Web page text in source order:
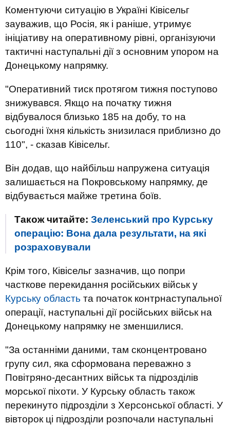
Коментуючи ситуацію в Україні Ківісельг
зауважив, що Росія, як і раніше, утримує
ініціативу на оперативному рівні, організуючи
тактичні наступальні дії з основним упором на
Донецькому напрямку.
"Оперативний тиск протягом тижня поступово
знижувався. Якщо на початку тижня
відбувалося близько 185 на добу, то на
сьогодні їхня кількість знизилася приблизно до
110", - сказав Ківісельг.
Він додав, що найбільш напружена ситуація
залишається на Покровському напрямку, де
відбувається майже третина боїв.
Також читайте: Зеленський про Курську
операцію: Вона дала результати, на які
розраховували
Крім того, Ківісельг зазначив, що попри
часткове перекидання російських військ у
Курську область та початок контрнаступальної
операції, наступальні дії російських військ на
Донецькому напрямку не зменшилися.
"За останніми даними, там сконцентровано
групу сил, яка сформована переважно з
Повітряно-десантних військ та підрозділів
морської піхоти. У Курську область також
перекинуто підрозділи з Херсонської області. У
вівторок ці підрозділи розпочали наступальні